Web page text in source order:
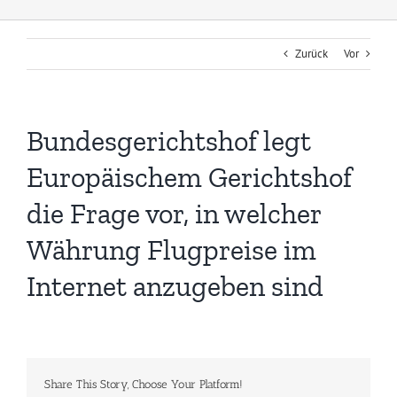
Zurück Vor
Bundesgerichtshof legt
Europäischem Gerichtshof
die Frage vor, in welcher
Währung Flugpreise im
Internet anzugeben sind
Share This Story, Choose Your Platform!